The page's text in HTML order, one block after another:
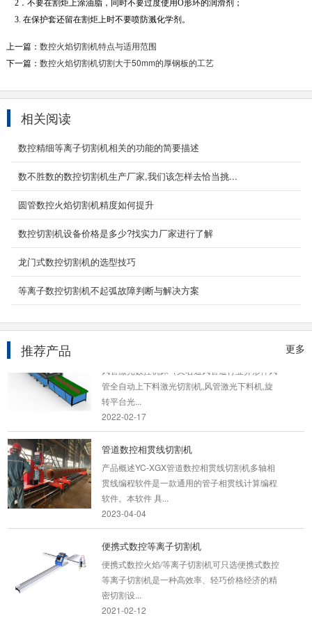
2．不要在割炬上涂油脂，同时不要过度使用O形环的润滑剂；
3. 在保护套还留在割炬上时不要喷防溅化学剂。
上一篇： 数控火焰切割机特点与适用范围
下一篇： 数控火焰切割机切割大于50mm的厚钢板的工艺
相关阅读
数控精细等离子切割机相关的功能的简要描述
数不胜数的数控切割机生产厂家,我们该怎样去恰当挑...
圆管数控火焰切割机精度如何提升
数控切割机设备价格是多少?找实力厂家进行了解
龙门式数控切割机的选型技巧
等离子数控切割机不起弧故障判断与解决方案
更多
推荐产品
龙门式数控等离子切割机
产品介绍：YCLM-4000B型龙门式数控等离子切
板材下料...
2021-11-04
通风管道等离子切割机
通风管道等离子切割机是风管制作专用数控切割
达8m/min）...
管全自动上下料激光切割机,风管激光下料机,旋
转平台光...
管道数控相贯线切割机
产品概述YC-XGX管道数控相贯线切割机多轴相
贯线编程软件是一款通用的管子相贯线计算编程
软件。本软件 具...
便携式数控等离子切割机
便携式数控火焰/等离子切割机可只选便携式数控
等离子切割机是一种高效率、轻巧价格经济的精
密切割设...